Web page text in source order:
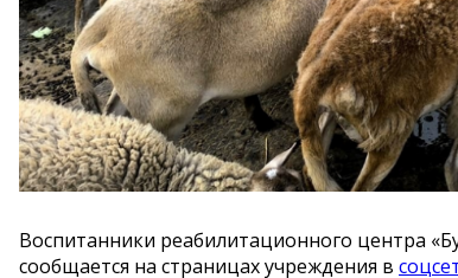
Воспитанники реабилитационного центра «
сообщается на страницах учреждения в